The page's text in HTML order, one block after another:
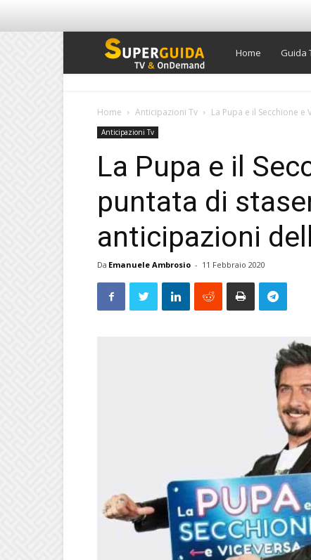
Super
Home Guida
Home Anticipazioni Tv La Pupa e il Secchione
Anticipazioni Tv
La Pupa e il
puntata di
anticipazioni
Da Emanuele Ambrosio - 11 Febbraio 2020